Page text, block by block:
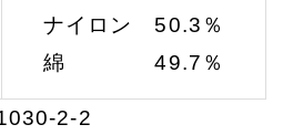
ナイロン 50.3％
綿 49.7％
2-2